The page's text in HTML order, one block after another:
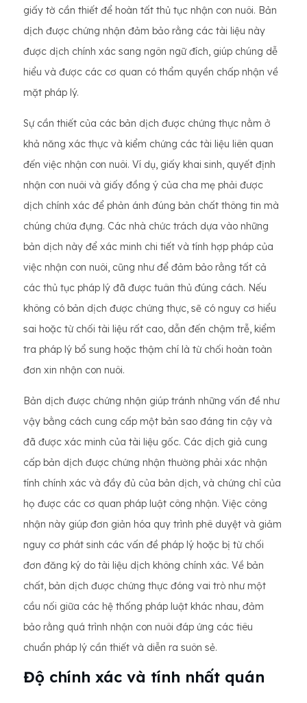
giấy tờ cần thiết để hoàn tất thủ tục nhận con nuôi. Bản
dịch được chứng nhận đảm bảo rằng các tài liệu này
được dịch chính xác sang ngôn ngữ đích, giúp chúng dễ
hiểu và được các cơ quan có thẩm quyền chấp nhận về
mặt pháp lý.
Sự cần thiết của các bản dịch được chứng thực nằm ở
khả năng xác thực và kiểm chứng các tài liệu liên quan
đến việc nhận con nuôi. Ví dụ, giấy khai sinh, quyết định
nhận con nuôi và giấy đồng ý của cha mẹ phải được
dịch chính xác để phản ánh đúng bản chất thông tin mà
chúng chứa đựng. Các nhà chức trách dựa vào những
bản dịch này để xác minh chi tiết và tính hợp pháp của
việc nhận con nuôi, cũng như để đảm bảo rằng tất cả
các thủ tục pháp lý đã được tuân thủ đúng cách. Nếu
không có bản dịch được chứng thực, sẽ có nguy cơ hiểu
sai hoặc từ chối tài liệu rất cao, dẫn đến chậm trễ, kiểm
tra pháp lý bổ sung hoặc thậm chí là từ chối hoàn toàn
đơn xin nhận con nuôi.
Bản dịch được chứng nhận giúp tránh những vấn đề như
vậy bằng cách cung cấp một bản sao đáng tin cậy và
đã được xác minh của tài liệu gốc. Các dịch giả cung
cấp bản dịch được chứng nhận thường phải xác nhận
tính chính xác và đầy đủ của bản dịch, và chứng chỉ của
họ được các cơ quan pháp luật công nhận. Việc công
nhận này giúp đơn giản hóa quy trình phê duyệt và giảm
nguy cơ phát sinh các vấn đề pháp lý hoặc bị từ chối
đơn đăng ký do tài liệu dịch không chính xác. Về bản
chất, bản dịch được chứng thực đóng vai trò như một
cầu nối giữa các hệ thống pháp luật khác nhau, đảm
bảo rằng quá trình nhận con nuôi đáp ứng các tiêu
chuẩn pháp lý cần thiết và diễn ra suôn sẻ.
Độ chính xác và tính nhất quán